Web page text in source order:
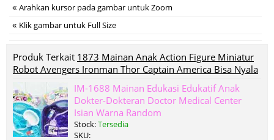
« Arahkan kursor pada gambar untuk Zoom
« Klik gambar untuk Full Size
Produk Terkait 1873 Mainan Anak Action Figure Miniatur
Robot Avengers Ironman Thor Captain America Bisa Nyala
IM-1688 Mainan Edukasi Edukatif Anak
Dokter-Dokteran Doctor Medical Center
Isian Warna Random
Stock:Tersedia
SKU: